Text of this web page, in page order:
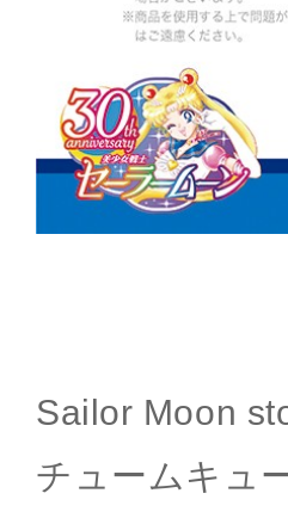
Sailor Moon
チュームキュ